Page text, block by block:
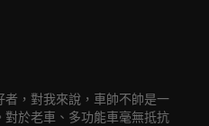
，對我來說，車帥不帥是一
於老車、多功能車毫無抵抗